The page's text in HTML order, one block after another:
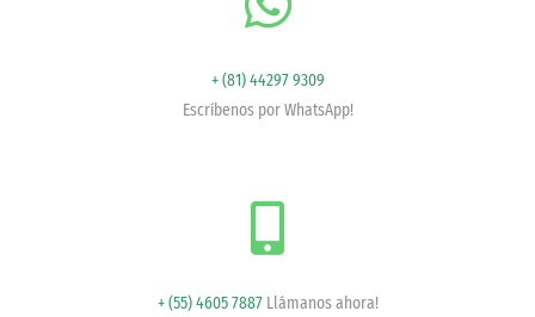
+ (81) 44297 9309
Escríbenos por WhatsApp!
+ (55) 4605 7887Llámanos ahora!